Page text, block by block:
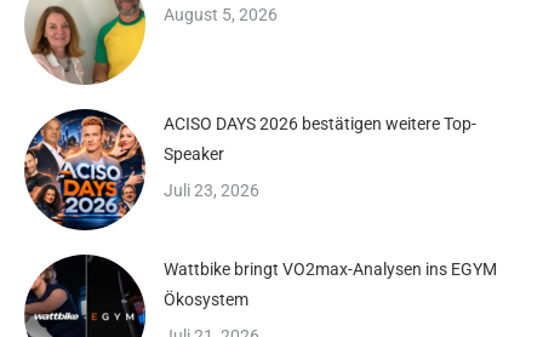
August 5, 2026
ACISO DAYS 2026 bestätigen weitere Top-
Speaker
Juli 23, 2026
Wattbike bringt VO2max-Analysen ins EGYM
Ökosystem